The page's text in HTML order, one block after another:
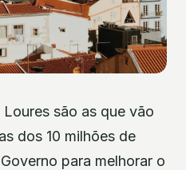
são as que vão
dos 10 milhões de
para melhorar o